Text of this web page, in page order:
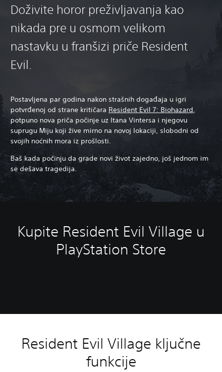
Doživite horor preživljavanja kao
nikada pre u osmom velikom
nastavku u franšizi priče Resident
Evil.
Postavljena par godina nakon strašnih događaja u igri
potvrđenoj od strane kritičara Resident Evil 7: Biohazard,
potpuno nova priča počinje uz Itana Vintersa i njegovu
suprugu Miju koji žive mirno na novoj lokaciji, slobodni od
svojih noćnih mora iz prošlosti.
Baš kada počinju da grade novi život zajedno, još jednom im
se dešava tragedija.
Kupite Resident Evil Village u
PlayStation Store
Resident Evil Village ključne
funkcije